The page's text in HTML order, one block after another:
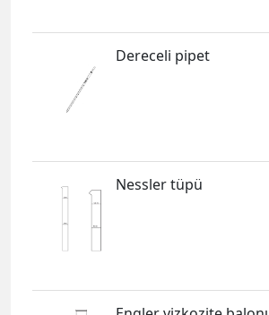
Dereceli pipet
Nessler tüpü